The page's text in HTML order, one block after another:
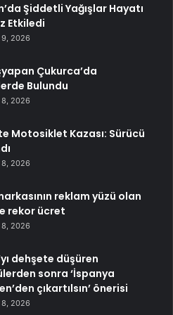
Şiddetli Yağışlar Hayatı
Etkiledi
2026
Çukurca’da
Bulundu
2026
Motosiklet Kazası: Sürücü
2026
reklam yüzü olan
rekor ücret
2026
dehşete düşüren
sonra ‘İspanya
çıkartılsın’ önerisi
2026